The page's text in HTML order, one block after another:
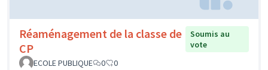
Réaménagement de la classe de
CP
Soumis au
vote
ECOLE PUBLIQUE
0 0